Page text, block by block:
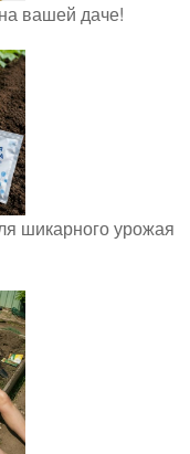
вашей даче!
шикарного урожая